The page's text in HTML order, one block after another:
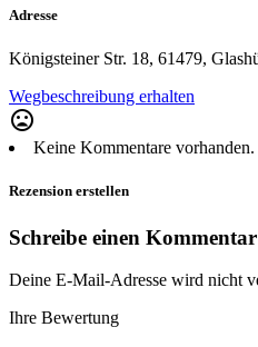
Adresse
Königsteiner Str. 18, 61479,
Wegbeschreibung erhalten
mood_bad
Keine Kommentare vorhanden.
Rezension erstellen
Schreibe einen Kommentar
Deine E-Mail-Adresse wird nicht
Ihre Bewertung